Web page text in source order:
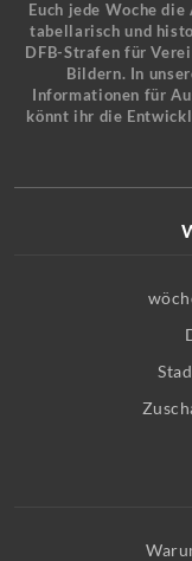
Euch jede Woche
tabellarisch und
DFB-Strafen für
Bildern. In
Informationen für
könnt ihr die